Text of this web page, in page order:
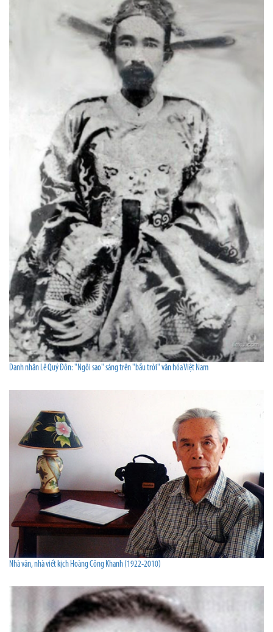
Danh nhân Lê Quý Đôn: "Ngôi sao" sáng trên "bầu trời" văn hóa Việt Nam
Nhà văn, nhà viết kịch Hoàng Công Khanh (1922-2010)